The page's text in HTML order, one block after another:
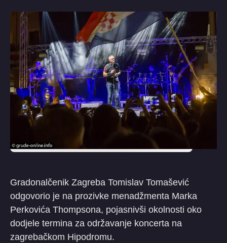
Gradonalčenik Zagreba Tomislav Tomašević
odgovorio je na prozivke menadžmenta Marka
Perkovića Thompsona, pojasnivši okolnosti oko
dodjele termina za održavanje koncerta na
zagrebačkom Hipodromu.